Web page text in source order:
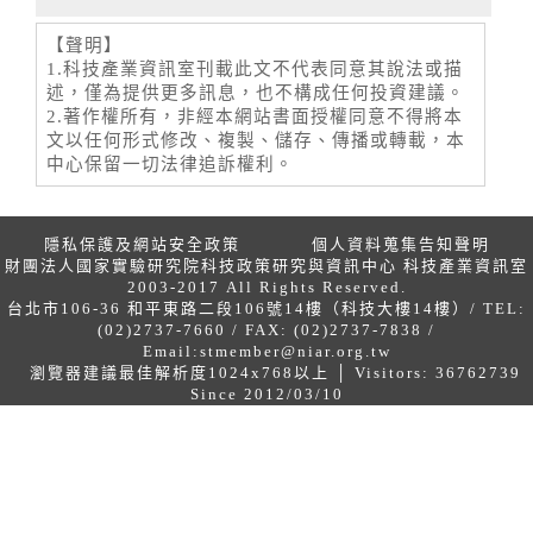
【聲明】
1.科技產業資訊室刊載此文不代表同意其說法或描
述，僅為提供更多訊息，也不構成任何投資建議。
2.著作權所有，非經本網站書面授權同意不得將本
文以任何形式修改、複製、儲存、傳播或轉載，本
中心保留一切法律追訴權利。
隱私保護及網站安全政策
個人資料蒐集告知聲明
財團法人國家實驗研究院科技政策研究與資訊中心 科技產業資訊室
2003-2017 All Rights Reserved.
台北市106-36 和平東路二段106號14樓（科技大樓14樓）/ TEL:
(02)2737-7660 / FAX: (02)2737-7838 /
Email: stmember@niar.org.tw
瀏覽器建議最佳解析度1024x768以上 │ Visitors: 36762739
Since 2012/03/10